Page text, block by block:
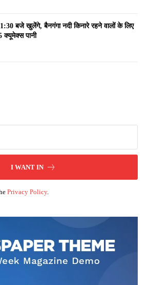
बजे खुलेंगे, बैनगंगा नदी किनारे रहने वालों के लिए
क्यूमेक्स पानी
I WANT IN
Privacy Policy.